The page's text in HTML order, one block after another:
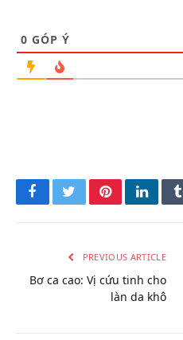
0 GÓP Ý
FacebookTwitterPinterest
PREVIOUS ARTICLE
Bơ ca cao: Vị cứu tinh cho
làn da khô